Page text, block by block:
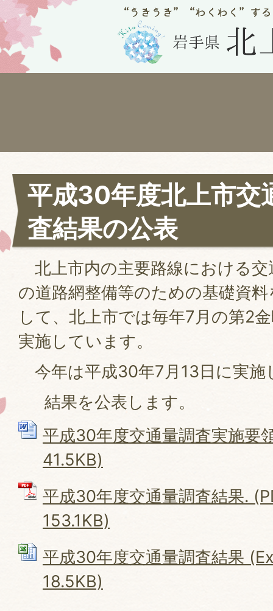
平成30年度北上市交
査結果の公表
北上市内の主要路線における交
の道路網整備等のための基礎資
して、北上市では毎年7月の第2
実施しています。
今年は平成30年7月13日に実施
結果を公表します。
平成30年度交通量調査実施要
41.5KB)
平成30年度交通量調査結果.
153.1KB)
平成30年度交通量調査結果
18.5KB)